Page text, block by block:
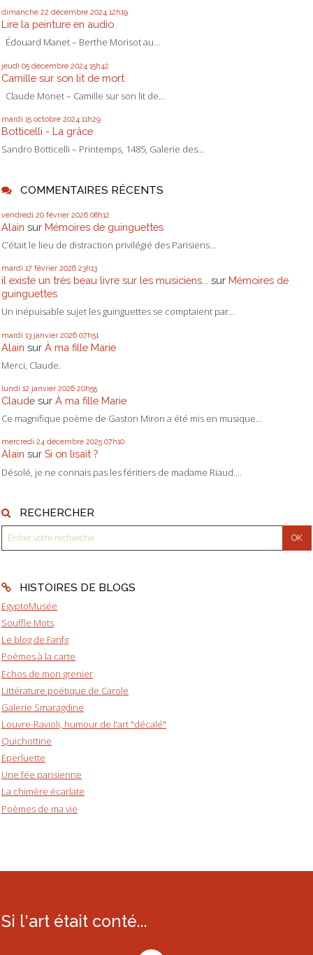
dimanche 22 décembre 2024 12h19
Lire la peinture en audio
Édouard Manet – Berthe Morisot au...
jeudi 05 décembre 2024 15h42
Camille sur son lit de mort
Claude Monet – Camille sur son lit de...
mardi 15 octobre 2024 11h29
Botticelli - La grâce
Sandro Botticelli – Printemps, 1485, Galerie des...
COMMENTAIRES RÉCENTS
vendredi 20 février 2026 08h12
Alain sur Mémoires de guinguettes
C’était le lieu de distraction privilégié des Parisiens...
mardi 17 février 2026 23h13
il existe un très beau livre sur les musiciens... sur Mémoires de
guinguettes
Un inépuisable sujet les guinguettes se comptaient par...
mardi 13 janvier 2026 07h51
Alain sur À ma fille Marie
Merci, Claude.
lundi 12 janvier 2026 20h55
Claude sur À ma fille Marie
Ce magnifique poème de Gaston Miron a été mis en musique...
mercredi 24 décembre 2025 07h10
Alain sur Si on lisait ?
Désolé, je ne connais pas les féritiers de madame Riaud....
RECHERCHER
HISTOIRES DE BLOGS
EgyptoMusée
Souffle Mots
Le blog de Fanfg
Poèmes à la carte
Echos de mon grenier
Littérature poétique de Carole
Galerie Smaragdine
Louvre-Ravioli, humour de l'art "décalé"
Quichottine
Eperluette
Une fée parisienne
La chimère écarlate
Poèmes de ma vie
Si l'art était conté...